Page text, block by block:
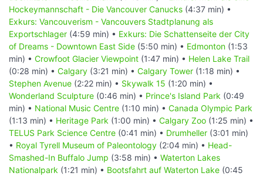
Hockeymannschaft - Die Vancouver Canucks (4:37 min) •
Exkurs: Vancouverism - Vancouvers Stadtplanung als
Exportschlager (4:59 min) • Exkurs: Die Schattenseite der City
of Dreams - Downtown East Side (5:50 min) • Edmonton (1:53
min) • Crowfoot Glacier Viewpoint (1:47 min) • Helen Lake Trail
(0:28 min) • Calgary (3:21 min) • Calgary Tower (1:18 min) •
Stephen Avenue (2:22 min) • Skywalk 15 (1:20 min) •
Wonderland Sculpture (0:46 min) • Prince's Island Park (0:49
min) • National Music Centre (1:10 min) • Canada Olympic Park
(1:13 min) • Heritage Park (1:00 min) • Calgary Zoo (1:25 min) •
TELUS Park Science Centre (0:41 min) • Drumheller (3:01 min)
• Royal Tyrell Museum of Paleontology (2:04 min) • Head-
Smashed-In Buffalo Jump (3:58 min) • Waterton Lakes
Nationalpark (1:21 min) • Bootsfahrt auf Waterton Lake (0:45